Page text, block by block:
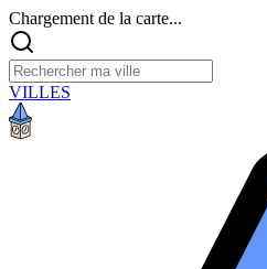
Chargement de la carte...
VILLES